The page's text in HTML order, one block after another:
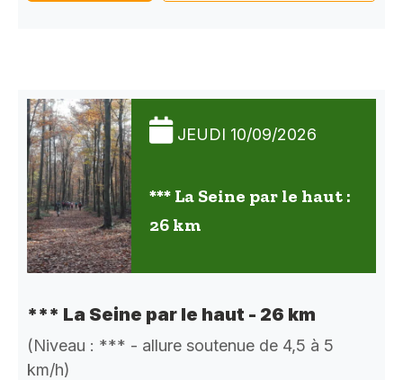
JEUDI 10/09/2026
*** La Seine par le haut :
26 km
*** La Seine par le haut - 26 km
(Niveau : *** - allure soutenue de 4,5 à 5
km/h)